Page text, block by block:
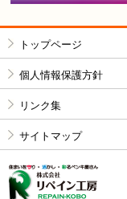
トップページ
個人情報保護方針
リンク集
サイトマップ